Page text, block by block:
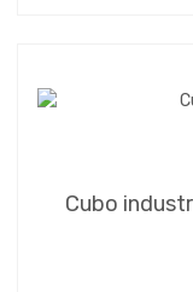
Cubo